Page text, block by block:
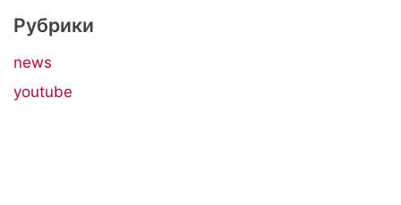
Рубрики
news
youtube